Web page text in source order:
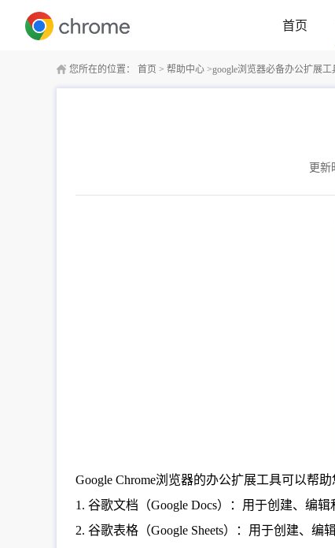
首页
您所在的位置： 首页 > 帮助中心 >google浏览器必备办公扩展工
更新
Google Chrome浏览器的办公扩展工具可以帮
1. 谷歌文档（Google Docs）：用于创建、编辑
2. 谷歌表格（Google Sheets）：用于创建、编